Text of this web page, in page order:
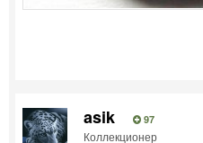
asik 97
Коллекционер